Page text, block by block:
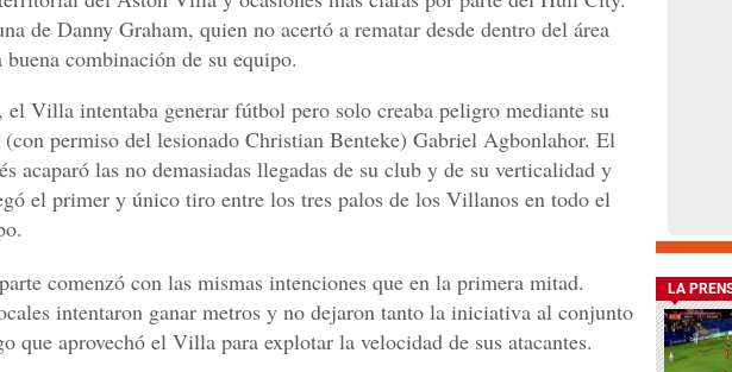
de Danny Graham, quien no acertó a rematar desde dentro del área
buena combinación de su equipo.
el Villa intentaba generar fútbol pero solo creaba peligro mediante su
(con permiso del lesionado Christian Benteke) Gabriel Agbonlahor. El
acaparó las no demasiadas llegadas de su club y de su verticalidad y
el primer y único tiro entre los tres palos de los Villanos en todo el
comenzó con las mismas intenciones que en la primera mitad.
intentaron ganar metros y no dejaron tanto la iniciativa al conjunto
que aprovechó el Villa para explotar la velocidad de sus atacantes.
LA